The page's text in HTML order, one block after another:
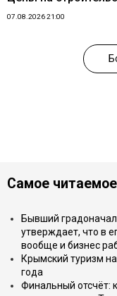
07.08.2026 21:00
Самое читаемое
Бывший
утверждает, что в
вообще и бизнес
Крымский туризм
года
Финальный отсчёт: